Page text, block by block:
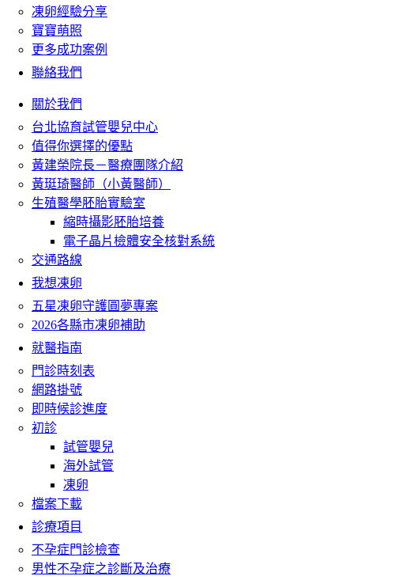
凍卵經驗分享
寶寶萌照
更多成功案例
聯絡我們
關於我們
台北協育試管嬰兒中心
值得你選擇的優點
黃建榮院長－醫療團隊介紹
黃珽琦醫師（小黃醫師）
生殖醫學胚胎實驗室
縮時攝影胚胎培養
電子晶片檢體安全核對系統
交通路線
我想凍卵
五星凍卵守護圓夢專案
2026各縣市凍卵補助
就醫指南
門診時刻表
網路掛號
即時候診進度
初診
試管嬰兒
海外試管
凍卵
檔案下載
診療項目
不孕症門診檢查
男性不孕症之診斷及治療